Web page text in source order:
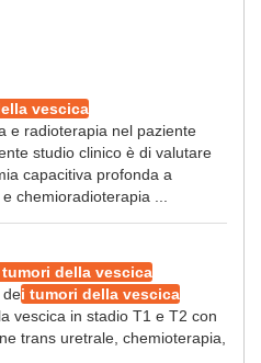
vescica
e radioterapia nel paziente
studio clinico è di valutare
capacitiva profonda a
chemioradioterapia ...
tumori della vescica
dei tumori della vescica
vescica in stadio T1 e T2 con
trans uretrale, chemioterapia,